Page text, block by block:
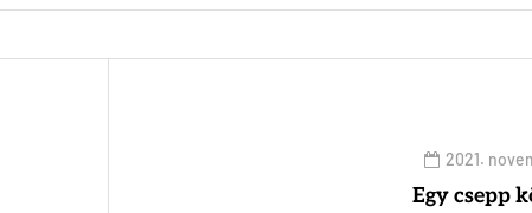
2021.
Egy csepp